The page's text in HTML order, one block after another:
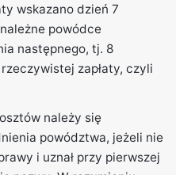
wskazano dzień 7
powódce
następnego, tj. 8
zapłaty, czyli
należy się
powództwa, jeżeli nie
i uznał przy pierwszej